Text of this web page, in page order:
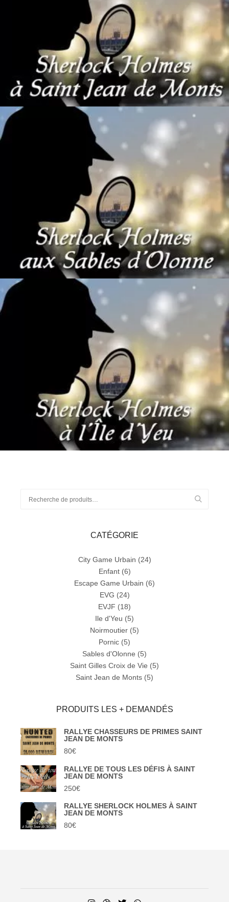
80€
80€
80€
CATÉGORIE
City Game Urbain (24)
Enfant (6)
Escape Game Urbain (6)
EVG (24)
EVJF (18)
Ile d'Yeu (5)
Noirmoutier (5)
Pornic (5)
Sables d'Olonne (5)
Saint Gilles Croix de Vie (5)
Saint Jean de Monts (5)
PRODUITS LES + DEMANDÉS
RALLYE CHASSEURS DE PRIMES SAINT
JEAN DE MONTS
80€
RALLYE DE TOUS LES DÉFIS À SAINT
JEAN DE MONTS
250€
RALLYE SHERLOCK HOLMES À SAINT
JEAN DE MONTS
80€